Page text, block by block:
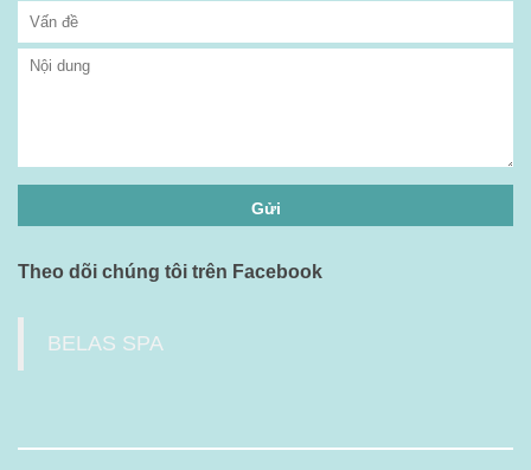
Theo dõi chúng tôi trên Facebook
BELAS SPA